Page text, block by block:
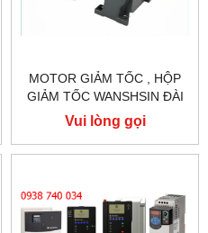
MOTOR GIẢM TỐC , HỘP
GIẢM TỐC WANSHSIN ĐÀI
LOAN 1.5KW 1500W 2HP AC
BA PHA 220 V / 380V
Vui lòng gọi